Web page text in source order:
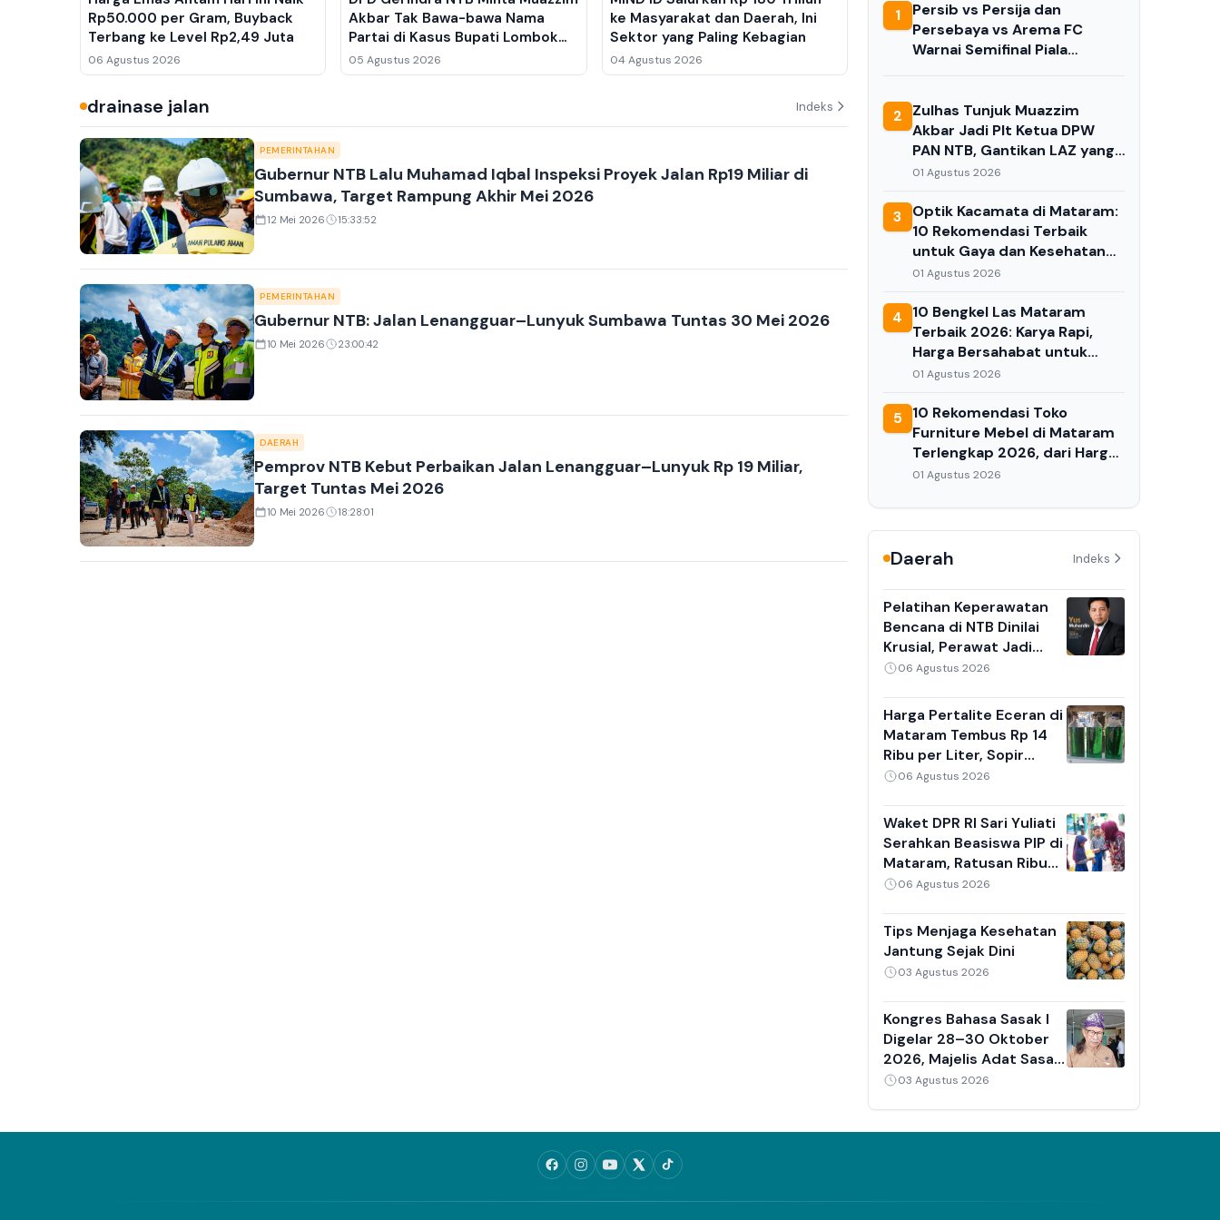
Rp50.000 per Gram, Buyback
Terbang ke Level Rp2,49 Juta
06 Agustus 2026
Akbar Tak Bawa-bawa Nama
Partai di Kasus Bupati Lombok
Barat Lalu Ahmad Zaini
05 Agustus 2026
ke Masyarakat dan Daerah, Ini
Sektor yang Paling Kebagian
04 Agustus 2026
vs Arema FC Warnai Semifinal
Piala Presiden 2026
drainase jalan Indeks
PEMERINTAHAN
Gubernur NTB Lalu Muhamad Iqbal Inspeksi Proyek Jalan Rp19 Miliar di
Sumbawa, Target Rampung Akhir Mei 2026
12 Mei 2026 15:33:52
PEMERINTAHAN
Gubernur NTB: Jalan Lenangguar–Lunyuk Sumbawa Tuntas 30 Mei 2026
10 Mei 2026 23:00:42
DAERAH
Pemprov NTB Kebut Perbaikan Jalan Lenangguar–Lunyuk Rp 19 Miliar,
Target Tuntas Mei 2026
10 Mei 2026 18:28:01
1
Persib vs Persija dan
Persebaya vs Arema FC
Warnai Semifinal Piala
2 Zulhas Tunjuk Muazzim
Akbar Jadi Plt Ketua DPW
PAN NTB, Gantikan LAZ yang
Ditangkap KPK
01 Agustus 2026
3 Optik Kacamata di Mataram:
10 Rekomendasi Terbaik
untuk Gaya dan Kesehatan
Mata Anda di 2026
01 Agustus 2026
4 10 Bengkel Las Mataram
Terbaik 2026: Karya Rapi,
Harga Bersahabat untuk
Kebutuhan Anda
01 Agustus 2026
5 10 Rekomendasi Toko
Furniture Mebel di Mataram
Terlengkap 2026, dari Harga
Ekonomis hingga Premium
01 Agustus 2026
Daerah Indeks
Pelatihan Keperawatan
Bencana di NTB Dinilai
Krusial, Perawat Jadi
Garda Terdepan Saat
06 Agustus 2026
Harga Pertalite Eceran di
Mataram Tembus Rp 14
Ribu per Liter, Sopir
Angkot dan Ojek Online
Berjam-jam
06 Agustus 2026
Waket DPR RI Sari Yuliati
Serahkan Beasiswa PIP di
Mataram, Ratusan Ribu
Kuota Disediakan untuk
06 Agustus 2026
Tips Menjaga Kesehatan
Jantung Sejak Dini
03 Agustus 2026
Kongres Bahasa Sasak I
Digelar 28–30 Oktober
2026, Majelis Adat Sasak
Dorong Lahirnya Regulasi
03 Agustus 2026